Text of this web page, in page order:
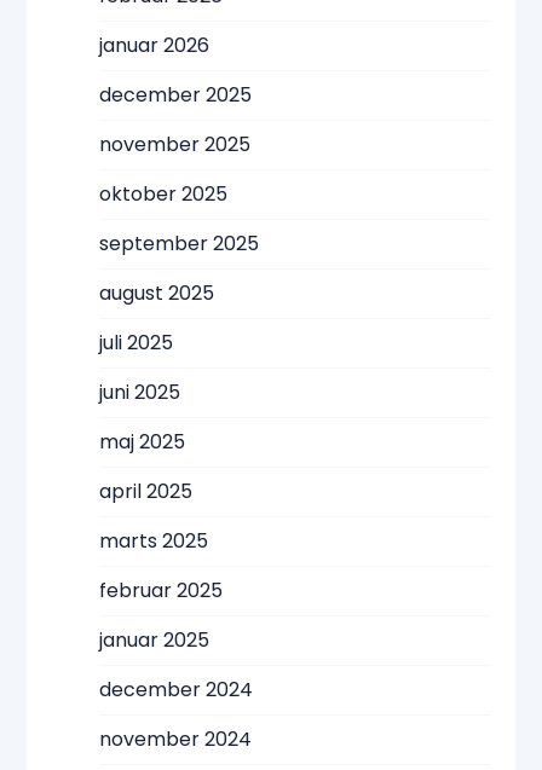
januar 2026
december 2025
november 2025
oktober 2025
september 2025
august 2025
juli 2025
juni 2025
maj 2025
april 2025
marts 2025
februar 2025
januar 2025
december 2024
november 2024